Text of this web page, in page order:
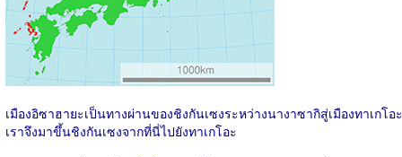
เมืองอิซาฮายะเป็นทางผ่านของชิงกันเซงระหว่างนางาซากิสู่เมืองทาเกโอะ
เราจึงมาขึ้นชิงกันเซงจากที่นี่ไปยังทาเกโอะ